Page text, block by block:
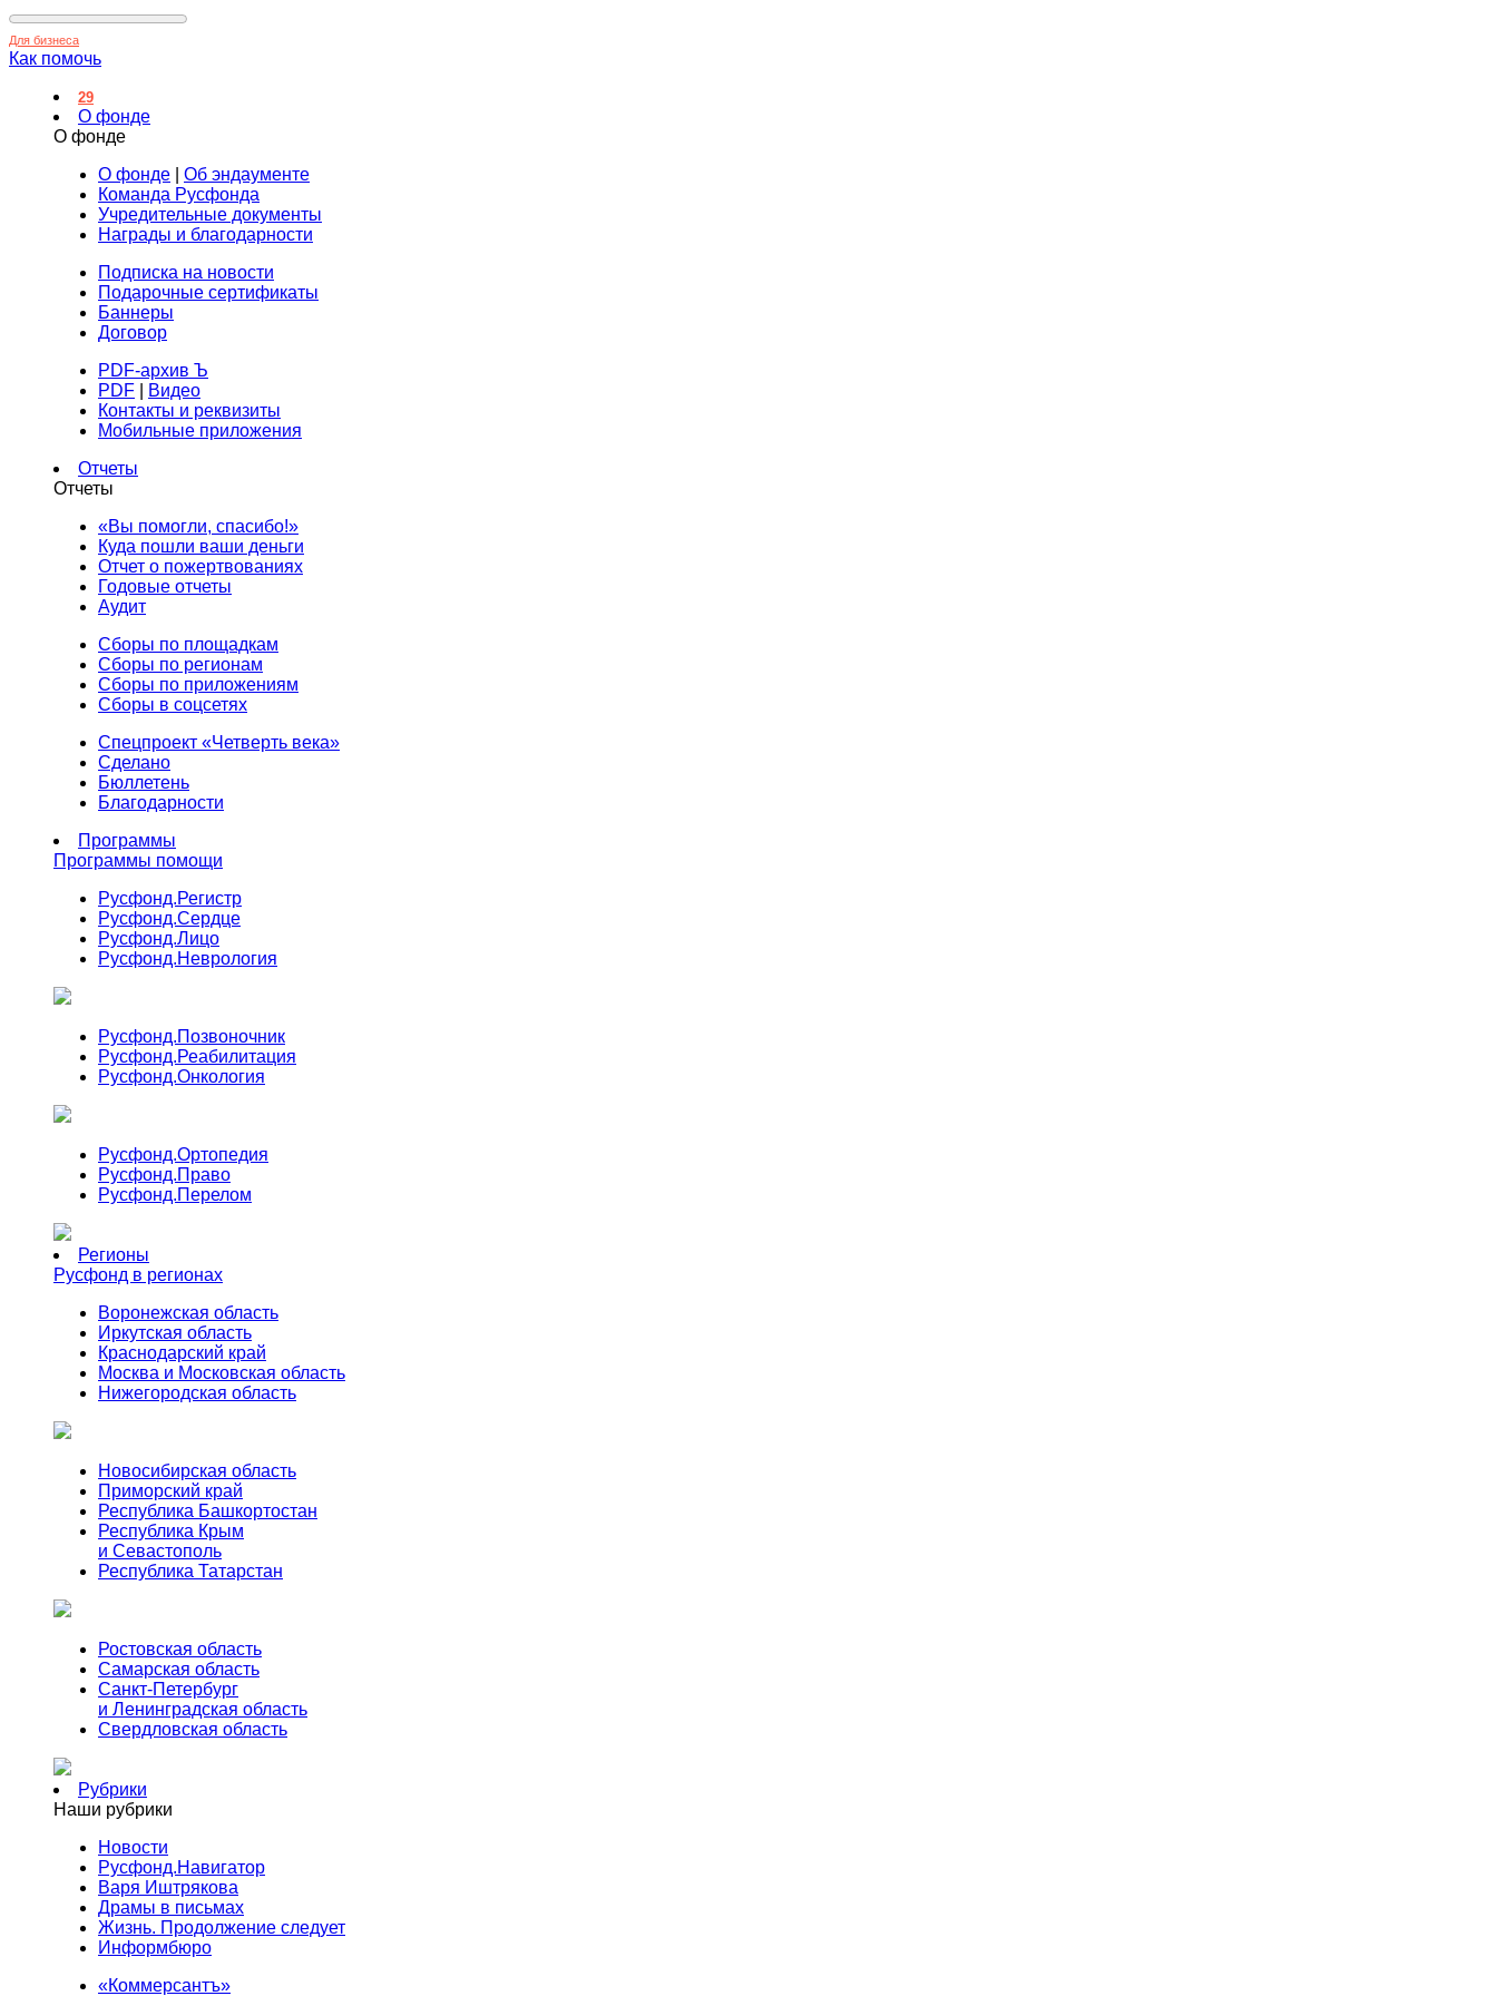
Для бизнеса
Как помочь
29
О фонде
О фонде
О фонде
Об эндаументе
Команда Русфонда
Учредительные документы
Награды и благодарности
Подписка на новости
Подарочные сертификаты
Баннеры
Договор
PDF-архив Ъ
PDF
Видео
Контакты и реквизиты
Мобильные приложения
Отчеты
Отчеты
«Вы помогли, спасибо!»
Куда пошли ваши деньги
Отчет о пожертвованиях
Годовые отчеты
Аудит
Сборы по площадкам
Сборы по регионам
Сборы по приложениям
Сборы в соцсетях
Спецпроект «Четверть века»
Сделано
Бюллетень
Благодарности
Программы
Программы помощи
Русфонд.Регистр
Русфонд.Сердце
Русфонд.Лицо
Русфонд.Неврология
Русфонд.Позвоночник
Русфонд.Реабилитация
Русфонд.Онкология
Русфонд.Ортопедия
Русфонд.Право
Русфонд.Перелом
Регионы
Русфонд в регионах
Воронежская область
Иркутская область
Краснодарский край
Москва и Московская область
Нижегородская область
Новосибирская область
Приморский край
Республика Башкортостан
Республика Крым
и Севастополь
Республика Татарстан
Ростовская область
Самарская область
Санкт-Петербург
и Ленинградская область
Свердловская область
Рубрики
Наши рубрики
Новости
Русфонд.Навигатор
Варя Иштрякова
Драмы в письмах
Жизнь. Продолжение следует
Информбюро
«Коммерсантъ»